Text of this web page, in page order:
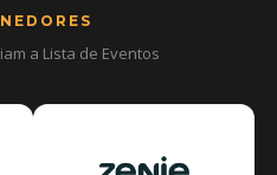
a Lista de Eventos